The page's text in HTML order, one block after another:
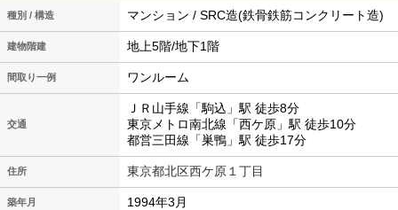
種別 / 構造 マンション / SRC造(鉄骨鉄筋コンクリート造)
建物階建 地上5階/地下1階
間取り一例 ワンルーム
交通
ＪＲ山手線「駒込」駅 徒歩8分
東京メトロ南北線「西ケ原」駅 徒歩10分
都営三田線「巣鴨」駅 徒歩17分
住所 東京都北区西ケ原１丁目
築年月 1994年3月